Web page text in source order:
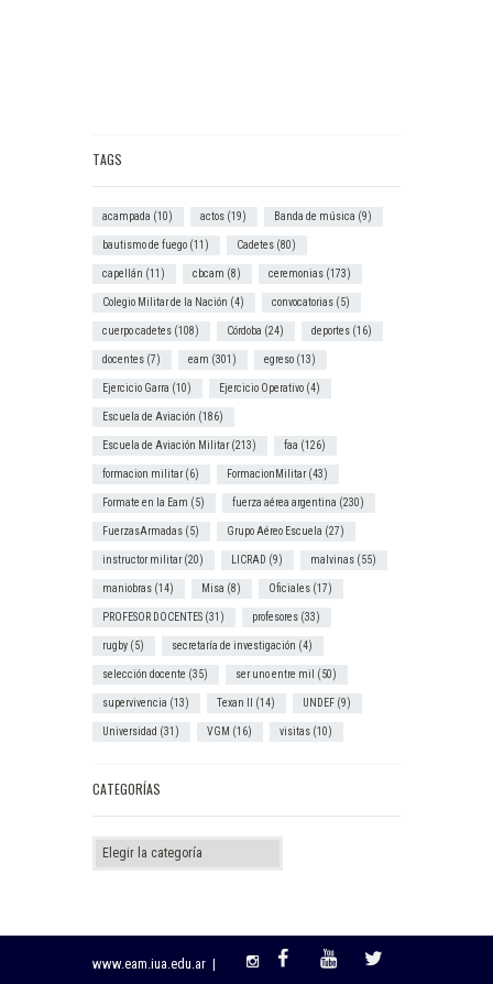
TAGS
acampada (10) actos (19) Banda de música (9)
bautismo de fuego (11) Cadetes (80)
capellán (11) cbcam (8) ceremonias (173)
Colegio Militar de la Nación (4) convocatorias (5)
cuerpo cadetes (108) Córdoba (24) deportes (16)
docentes (7) eam (301) egreso (13)
Ejercicio Garra (10) Ejercicio Operativo (4)
Escuela de Aviación (186)
Escuela de Aviación Militar(213) faa (126)
formacion militar(6) FormacionMilitar(43)
Formate en la Eam (5) fuerza aérea argentina (230)
FuerzasArmadas (5) Grupo Aéreo Escuela (27)
instructor militar(20) LICRAD (9) malvinas (55)
maniobras (14) Misa (8) Oficiales (17)
PROFESOR DOCENTES (31) profesores (33)
rugby (5) secretaría de investigación (4)
selección docente (35) ser uno entre mil (50)
supervivencia (13) Texan II (14) UNDEF (9)
Universidad (31) VGM (16) visitas (10)
CATEGORÍAS
Categorías
www.eam.iua.edu.ar |